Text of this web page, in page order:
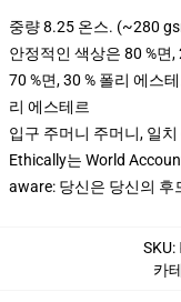
중량 8.25 온스. (~280
안정적인 색상은 80 %면
70 %면, 30 % 폴리 에스
리 에스테르
입구 주머니 주머니, 일
Ethically는 World
aware: 당신은 당신의 후
SKU:
카